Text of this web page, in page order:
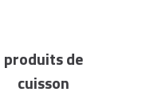
produits de
cuisson